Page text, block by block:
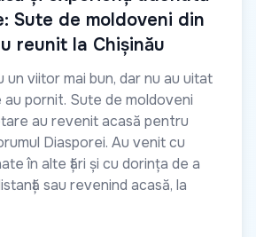
Sute de moldoveni din
reunit la Chișinău
viitor mai bun, dar nu au uitat
au pornit. Sute de moldoveni
au revenit acasă pentru
Diasporei. Au venit cu
în alte țări și cu dorința de a
sau revenind acasă, la